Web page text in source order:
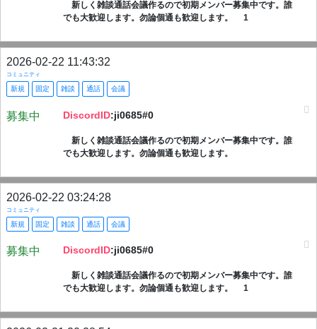
新しく雑談通話会議作るので初期メンバー募集中です。誰
でも大歓迎します。勿論個通も歓迎します。 1
2026-02-22 11:43:32
コミュニティ
新規 固定 雑談 通話 会議
募集中 DiscordID:ji0685#0
新しく雑談通話会議作るので初期メンバー募集中です。誰
でも大歓迎します。勿論個通も歓迎します。
2026-02-22 03:24:28
コミュニティ
新規 固定 雑談 通話 会議
募集中 DiscordID:ji0685#0
新しく雑談通話会議作るので初期メンバー募集中です。誰
でも大歓迎します。勿論個通も歓迎します。 1